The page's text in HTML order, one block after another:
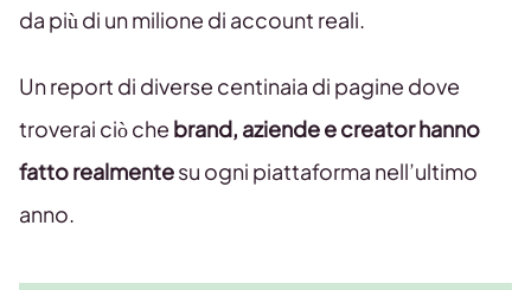
da più di un milione di account reali.
Un report di diverse centinaia di pagine dove
troverai ciò che brand, aziende e creator hanno
fatto realmentesu ogni piattaforma nell’ultimo
anno.